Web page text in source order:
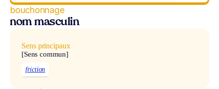
bouchonnage
nom masculin
Sens principaux
[Sens commun]
friction